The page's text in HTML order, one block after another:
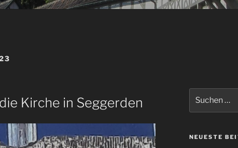
Kirche in Seggerden
nach:
NEUESTE